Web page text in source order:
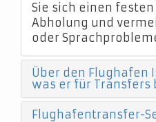
Sie sich einen
Abholung und
oder
Über den Flughafen
was er für Transfers
Flughafentransfer-